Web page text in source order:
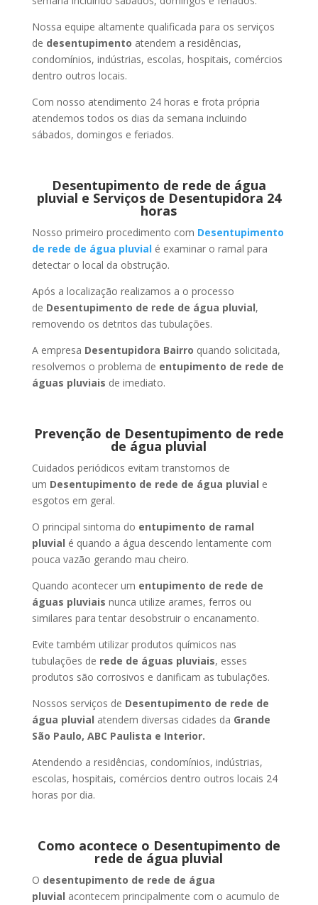
Nossa equipe altamente qualificada para os serviços
de desentupimento atendem a residências,
condomínios, indústrias, escolas, hospitais, comércios
dentro outros locais.
Com nosso atendimento 24 horas e frota própria
atendemos todos os dias da semana incluindo
sábados, domingos e feriados.
Desentupimento de rede de água
pluvial e Serviços de Desentupidora 24
horas
Nosso primeiro procedimento com Desentupimento
de rede de água pluvialé examinar o ramal para
detectar o local da obstrução.
Após a localização realizamos a o processo
de Desentupimento de rede de água pluvial,
removendo os detritos das tubulações.
A empresa Desentupidora Bairro quando solicitada,
resolvemos o problema de entupimento de rede de
águas pluviais de imediato.
Prevenção de Desentupimento de rede
de água pluvial
Cuidados periódicos evitam transtornos de
um Desentupimento de rede de água pluvial e
esgotos em geral.
O principal sintoma do entupimento de ramal
pluvial é quando a água descendo lentamente com
pouca vazão gerando mau cheiro.
Quando acontecer um entupimento de rede de
águas pluviais nunca utilize arames, ferros ou
similares para tentar desobstruir o encanamento.
Evite também utilizar produtos químicos nas
tubulações de rede de águas pluviais, esses
produtos são corrosivos e danificam as tubulações.
Nossos serviços de Desentupimento de rede de
água pluvial atendem diversas cidades da Grande
São Paulo, ABC Paulista e Interior.
Atendendo a residências, condomínios, indústrias,
escolas, hospitais, comércios dentro outros locais 24
horas por dia.
Como acontece o Desentupimento de
rede de água pluvial
O desentupimento de rede de água
pluvial acontecem principalmente com o acumulo de